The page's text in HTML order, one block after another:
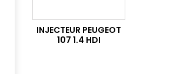
INJECTEUR PEUGEOT
107 1.4 HDI